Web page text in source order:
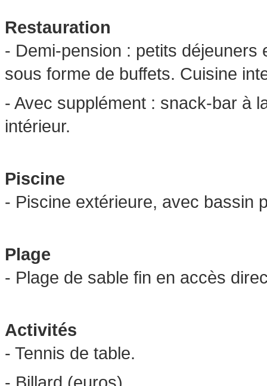
Restauration
- Demi-pension : petits
sous forme de buffets. Cuisine
- Avec supplément : snack-bar à
intérieur.
Piscine
- Piscine extérieure, avec bassin
Plage
- Plage de sable fin en accès
Activités
- Tennis de table.